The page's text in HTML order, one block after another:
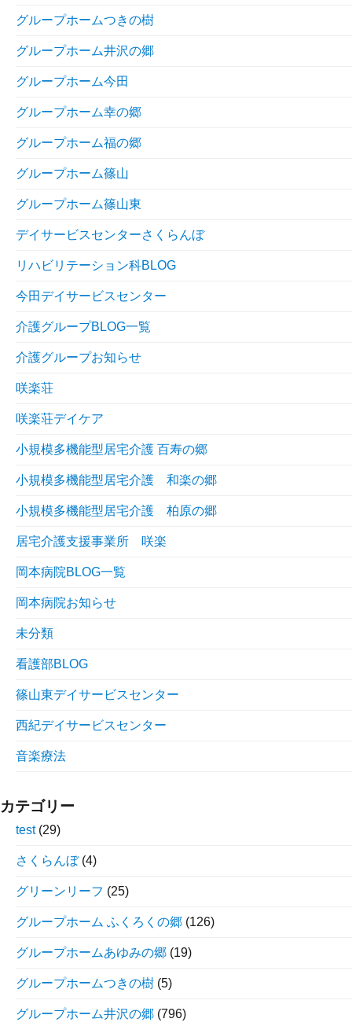
グループホームつきの樹
グループホーム井沢の郷
グループホーム今田
グループホーム幸の郷
グループホーム福の郷
グループホーム篠山
グループホーム篠山東
デイサービスセンターさくらんぼ
リハビリテーション科BLOG
今田デイサービスセンター
介護グループBLOG一覧
介護グループお知らせ
咲楽荘
咲楽荘デイケア
小規模多機能型居宅介護 百寿の郷
小規模多機能型居宅介護 和楽の郷
小規模多機能型居宅介護 柏原の郷
居宅介護支援事業所 咲楽
岡本病院BLOG一覧
岡本病院お知らせ
未分類
看護部BLOG
篠山東デイサービスセンター
西紀デイサービスセンター
音楽療法
カテゴリー
test(29)
さくらんぼ(4)
グリーンリーフ (25)
グループホーム ふくろくの郷 (126)
グループホームあゆみの郷 (19)
グループホームつきの樹 (5)
グループホーム井沢の郷 (796)